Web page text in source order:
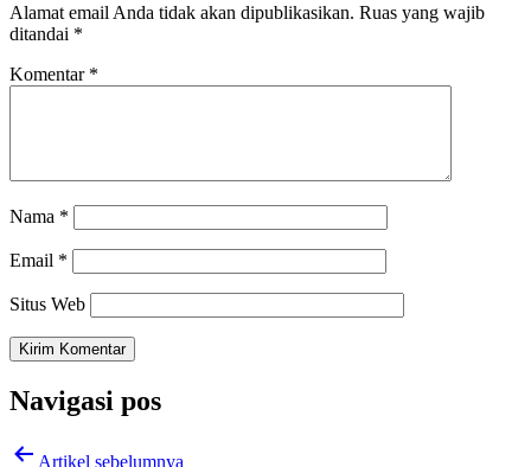
Alamat email Anda tidak akan dipublikasikan. Ruas yang wajib
ditandai *
Komentar *
Nama *
Email *
Situs Web
Navigasi pos
Artikel sebelumnya